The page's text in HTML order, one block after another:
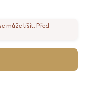
může lišit. Před